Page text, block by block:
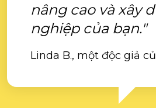
nâng cao và xây
nghiệp của bạn."
Linda B., một độc giả